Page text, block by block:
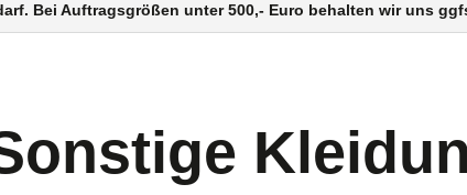
Bei Auftragsgrößen unter 500,- Euro behalten wir uns